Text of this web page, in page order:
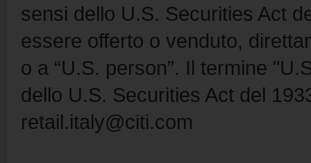
sensi dello U.S. Securities Act
essere offerto o venduto,
o a “U.S. person”. Il termine
dello U.S. Securities Act del
retail.italy@citi.com